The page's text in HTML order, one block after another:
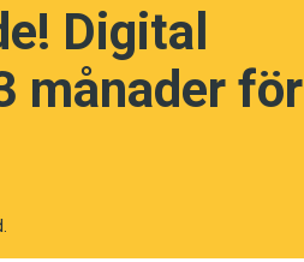
Digital
månader för